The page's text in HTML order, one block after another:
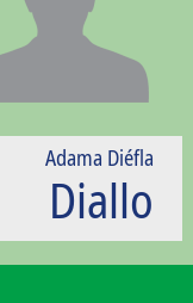
Adama Diéfla
Diallo